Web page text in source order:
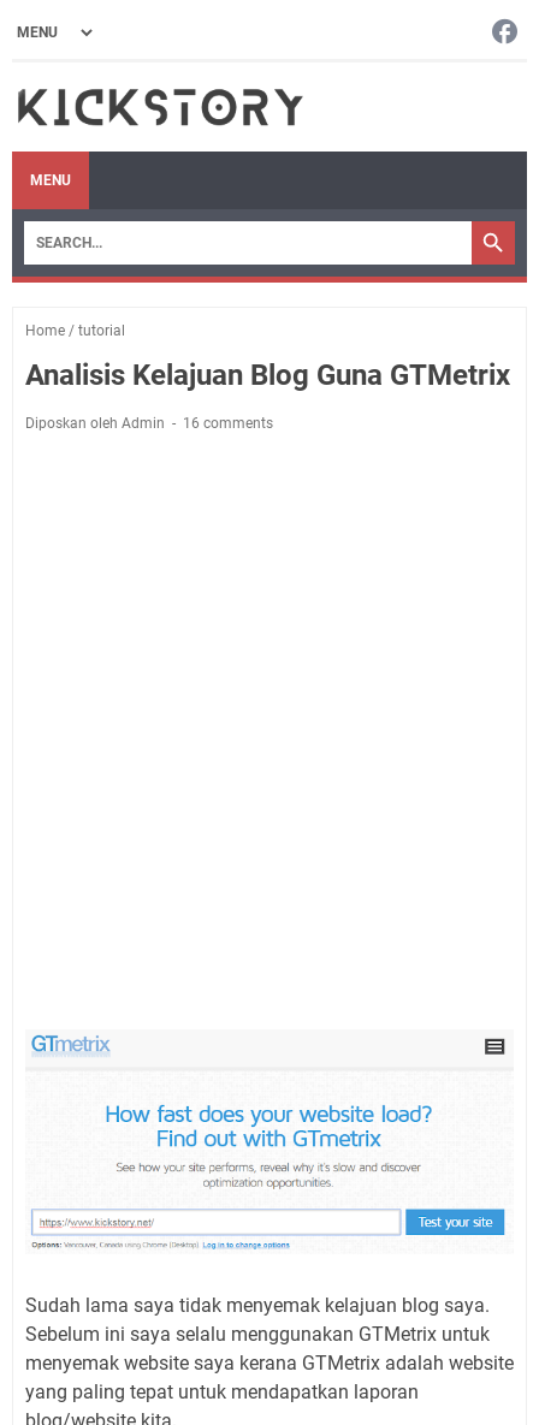
MENU
Home / tutorial
Analisis Kelajuan Blog Guna GTMetrix
Diposkan oleh Admin 16 comments
Sudah lama saya tidak menyemak kelajuan blog saya.
Sebelum ini saya selalu menggunakan GTMetrix untuk
menyemak website saya kerana GTMetrix adalah website
yang paling tepat untuk mendapatkan laporan
blog/website kita.